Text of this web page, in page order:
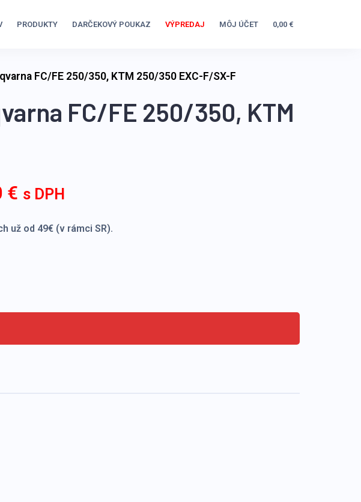
PRODUKTY DARČEKOVÝ POUKAZ VÝPREDAJ MÔJ ÚČET 0,00 €
FC/FE 250/350, KTM 250/350 EXC-F/SX-F
FC/FE 250/350, KTM
€ s DPH
už od 49€ (v rámci SR).